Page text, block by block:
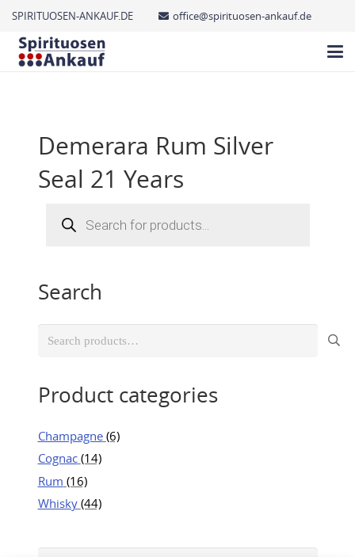
SPIRITUOSEN-ANKAUF.DE office@spirituosen-ankauf.de
Demerara Rum Silver
Seal 21 Years
search
Search
Search
Product categories
Champagne (6)
Cognac (14)
Rum (16)
Whisky (44)